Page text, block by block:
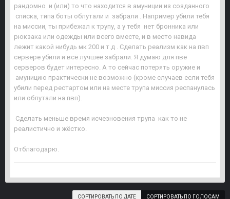
рандомно и (или) то что находится в амуниции из созданного
списка, типа боты облутали и забрали . Например убили тебя
на миссии, ты прибежал к трупу, а у тебя нет бронника или
рюкзака или одежды или всего вместе, и в место навида
лежит какой нибудь мк 200 и т.д . Сделать реализм как на пвп
сервере убили и всё лучшее забрали. Я думаю для пве
серверов будет интересно. А то сейчас потерять оружие и
амуницию практически не возможно (кроме случаев если тебя
убили перед рестартом или на месте трупа миссия респанулась
или облутали на пвп).
Сделать меньше время исчезновения трупа как то не
реалистично и жёстко.
Отблагодарю.
СОРТИРОВАТЬ ПО ГОЛОСАМ
СОРТИРОВАТЬ ПО ДАТЕ